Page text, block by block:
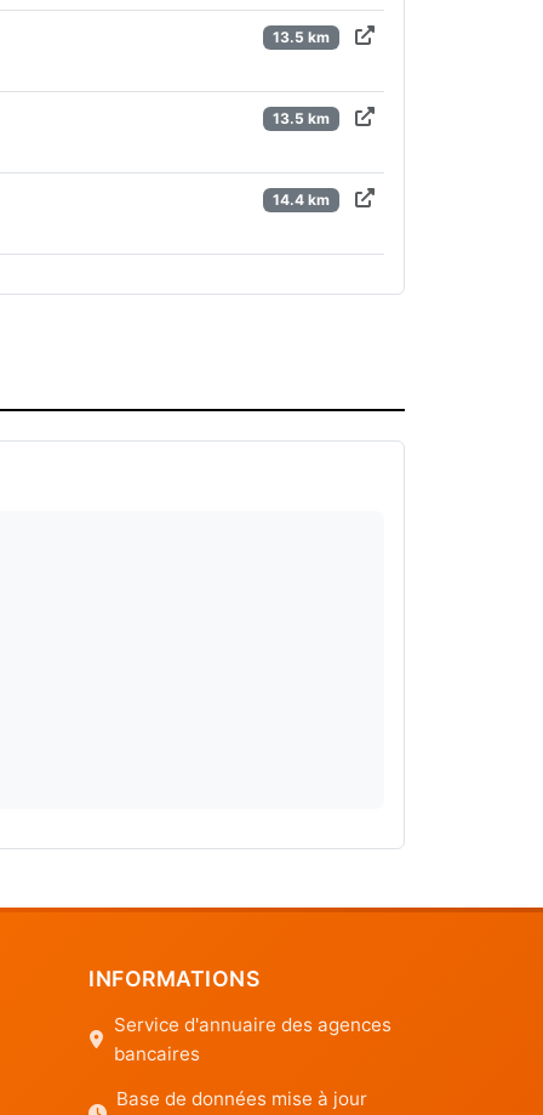
13.5 km
13.5 km
14.4 km
INFORMATIONS
Service d'annuaire des agences
bancaires
Base de données mise à jour